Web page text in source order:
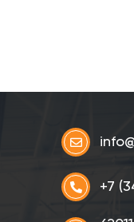
+7